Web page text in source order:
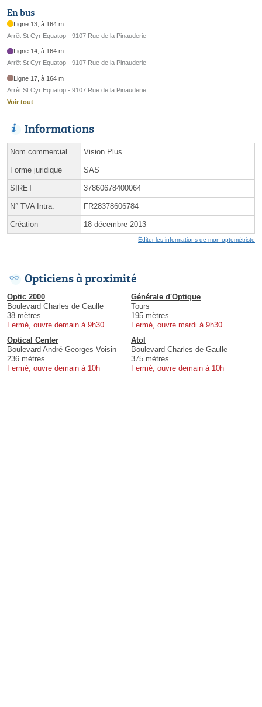
En bus
Ligne 13, à 164 m
Arrêt St Cyr Equatop - 9107 Rue de la Pinauderie
Ligne 14, à 164 m
Arrêt St Cyr Equatop - 9107 Rue de la Pinauderie
Ligne 17, à 164 m
Arrêt St Cyr Equatop - 9107 Rue de la Pinauderie
Voir tout
Informations
Nom commercial Vision Plus
Forme juridique SAS
SIRET 37860678400064
N° TVA Intra. FR28378606784
Création 18 décembre 2013
Éditer les informations de mon optométriste
Opticiens à proximité
Optic 2000
Boulevard Charles de Gaulle
38 mètres
Fermé, ouvre demain à 9h30
Générale d'Optique
Tours
195 mètres
Fermé, ouvre mardi à 9h30
Optical Center
Boulevard André-Georges Voisin
236 mètres
Fermé, ouvre demain à 10h
Atol
Boulevard Charles de Gaulle
375 mètres
Fermé, ouvre demain à 10h